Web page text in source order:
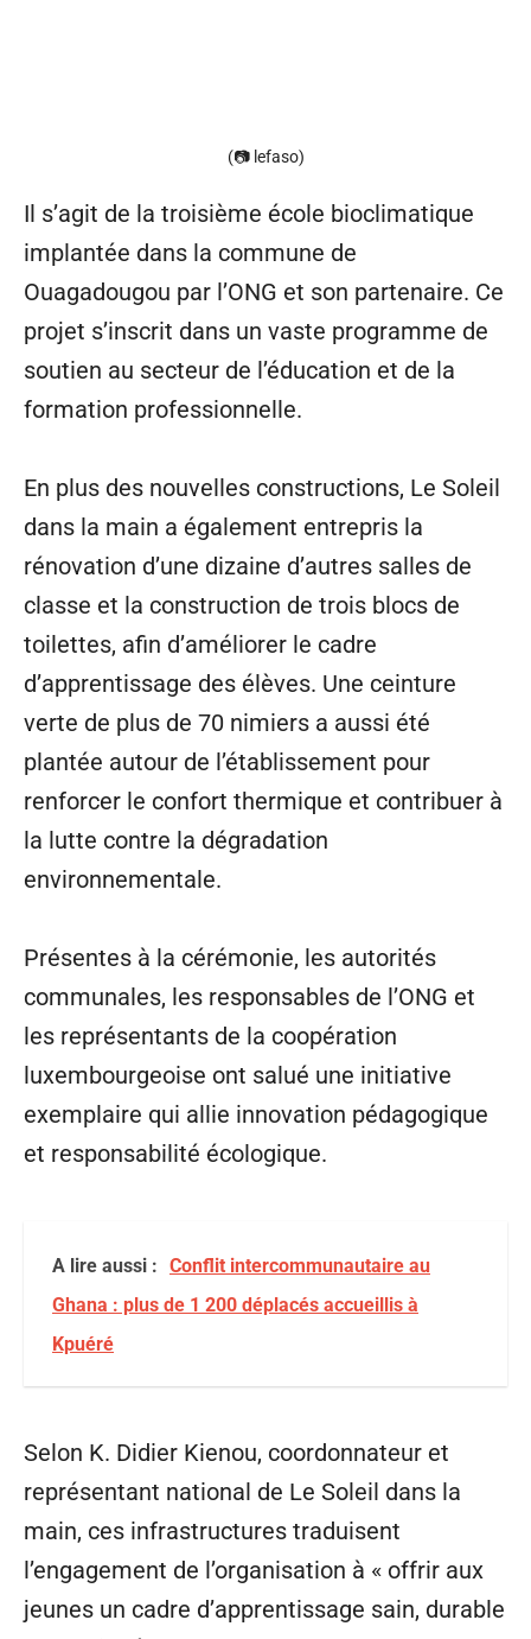
(📷 lefaso)
Il s’agit de la troisième école bioclimatique
implantée dans la commune de
Ouagadougou par l’ONG et son partenaire. Ce
projet s’inscrit dans un vaste programme de
soutien au secteur de l’éducation et de la
formation professionnelle.
En plus des nouvelles constructions, Le Soleil
dans la main a également entrepris la
rénovation d’une dizaine d’autres salles de
classe et la construction de trois blocs de
toilettes, afin d’améliorer le cadre
d’apprentissage des élèves. Une ceinture
verte de plus de 70 nimiers a aussi été
plantée autour de l’établissement pour
renforcer le confort thermique et contribuer à
la lutte contre la dégradation
environnementale.
Présentes à la cérémonie, les autorités
communales, les responsables de l’ONG et
les représentants de la coopération
luxembourgeoise ont salué une initiative
exemplaire qui allie innovation pédagogique
et responsabilité écologique.
A lire aussi : Conflit intercommunautaire au
Ghana : plus de 1 200 déplacés accueillis à
Kpuéré
Selon K. Didier Kienou, coordonnateur et
représentant national de Le Soleil dans la
main, ces infrastructures traduisent
l’engagement de l’organisation à « offrir aux
jeunes un cadre d’apprentissage sain, durable